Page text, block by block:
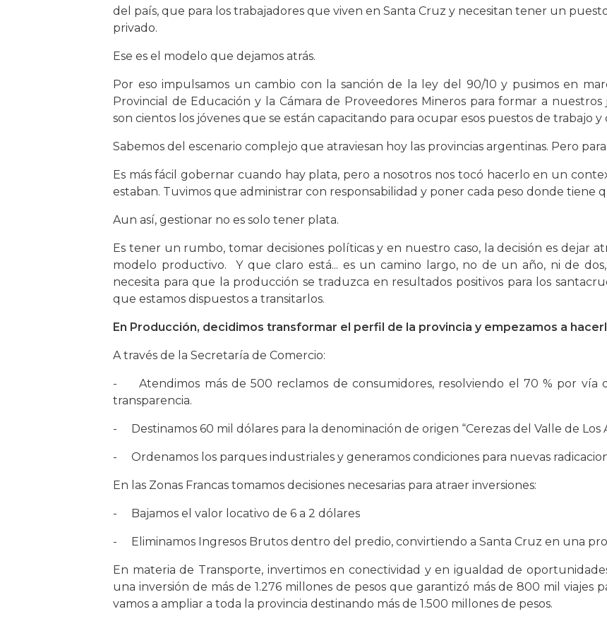
del país, que para los trabajadores que viven en Santa Cruz y necesitan tener un
privado.
Ese es el modelo que dejamos atrás.
Por eso impulsamos un cambio con la sanción de la ley del 90/10 y pusimos en
Provincial de Educación y la Cámara de Proveedores Mineros para formar a
son cientos los jóvenes que se están capacitando para ocupar esos puestos de trabajo
Sabemos del escenario complejo que atraviesan hoy las provincias argentinas. Pero
Es más fácil gobernar cuando hay plata, pero a nosotros nos tocó hacerlo en un
estaban. Tuvimos que administrar con responsabilidad y poner cada peso donde tiene
Aun así, gestionar no es solo tener plata.
Es tener un rumbo, tomar decisiones políticas y en nuestro caso, la decisión es dejar
modelo productivo. Y que claro está... es un camino largo, no de un año, ni de
necesita para que la producción se traduzca en resultados positivos para los
que estamos dispuestos a transitarlos.
En Producción, decidimos transformar el perfil de la provincia y empezamos a
A través de la Secretaría de Comercio:
- Atendimos más de 500 reclamos de consumidores, resolviendo el 70 % por vía
transparencia.
- Destinamos 60 mil dólares para la denominación de origen “Cerezas del Valle de Los
- Ordenamos los parques industriales y generamos condiciones para nuevas
En las Zonas Francas tomamos decisiones necesarias para atraer inversiones:
- Bajamos el valor locativo de 6 a 2 dólares
- Eliminamos Ingresos Brutos dentro del predio, convirtiendo a Santa Cruz en una
En materia de Transporte, invertimos en conectividad y en igualdad de
una inversión de más de 1.276 millones de pesos que garantizó más de 800 mil viajes
vamos a ampliar a toda la provincia destinando más de 1.500 millones de pesos.